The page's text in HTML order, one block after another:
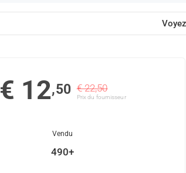
€ 12,50 € 22,50
Prix ​​du fournisseur
Vendu
490+